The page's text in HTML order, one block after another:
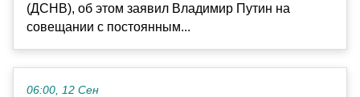
(ДСНВ), об этом заявил Владимир Путин на
совещании с постоянным...
06:00, 12 Сен